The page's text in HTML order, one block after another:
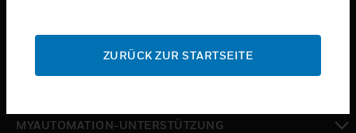
SUPPORT
toggle view
toggle view
MYAUTOMATION-UNTERSTÜTZUNG
ZURÜCK ZUR STARTSEITE